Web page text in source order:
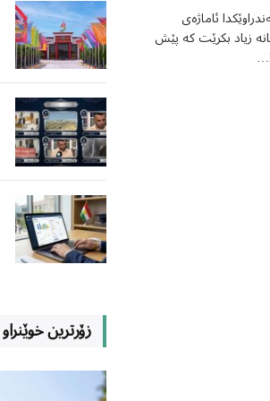
ئاماژەی
زیاد بکرێت کە پێش
زۆرترین خوێنراو